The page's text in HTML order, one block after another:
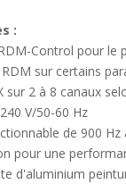
:
Control pour le
sur certains
2 à 8 canaux
V/50-60 Hz
de 900 Hz
pour une
d'aluminium